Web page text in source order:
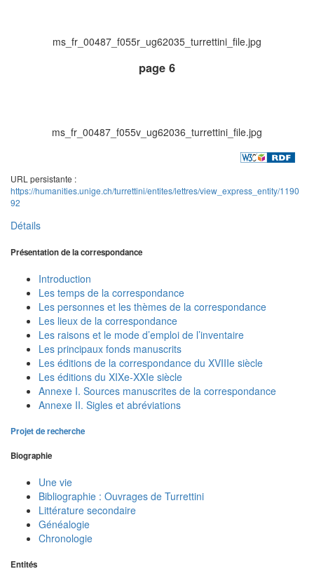
ms_fr_00487_f055r_ug62035_turrettini_file.jpg
page 6
ms_fr_00487_f055v_ug62036_turrettini_file.jpg
URL persistante :
https://humanities.unige.ch/turrettini/entites/lettres/view_express_entity/1190
92
Détails
Présentation de la correspondance
Introduction
Les temps de la correspondance
Les personnes et les thèmes de la correspondance
Les lieux de la correspondance
Les raisons et le mode d’emploi de l’inventaire
Les principaux fonds manuscrits
Les éditions de la correspondance du XVIIIe siècle
Les éditions du XIXe-XXIe siècle
Annexe I. Sources manuscrites de la correspondance
Annexe II. Sigles et abréviations
Projet de recherche
Biographie
Une vie
Bibliographie : Ouvrages de Turrettini
Littérature secondaire
Généalogie
Chronologie
Entités